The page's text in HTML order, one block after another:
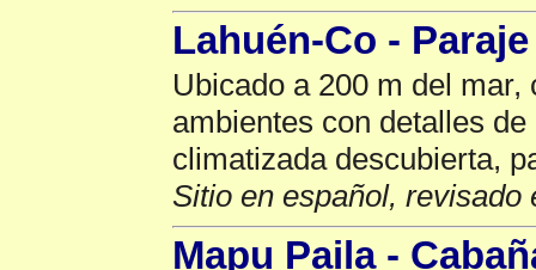
Lahuén-Co -
Ubicado a 200 m del mar,
ambientes con detalles
climatizada descubierta,
Sitio en español, revisado
Mapu Paila -